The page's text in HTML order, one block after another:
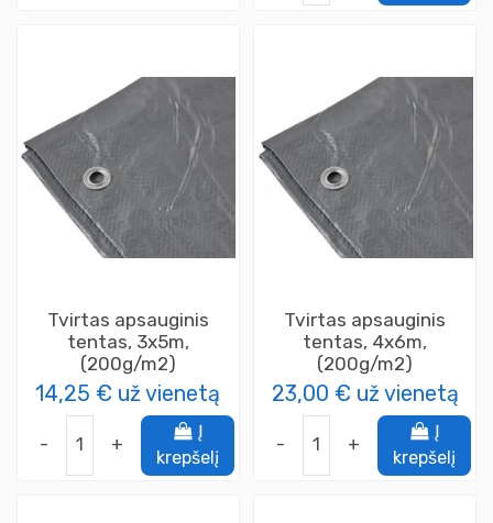
Tvirtas apsauginis
tentas, 3x5m,
(200g/m2)
14,25 € už vienetą
- +
Į
krepšelį
Tvirtas apsauginis
tentas, 4x6m,
(200g/m2)
23,00 € už vienetą
- +
Į
krepšelį